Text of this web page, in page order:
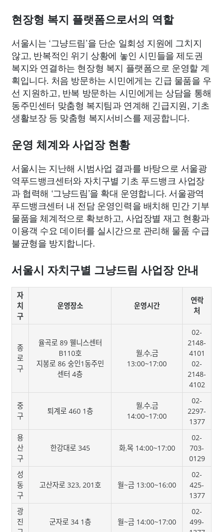
현장형 복지 플랫폼으로서의 역할
서울시는 ‘그냥드림’을 단순 일회성 지원에 그치지
않고, 반복적인 위기 상황에 놓인 시민들을 제도권
복지와 연결하는 현장형 복지 플랫폼으로 운영할 계
획입니다. 처음 방문하는 시민에게는 긴급 물품을 우
선 지원하고, 반복 방문하는 시민에게는 상담을 통해
동주민센터 맞춤형 복지팀과 연계해 긴급지원, 기초
생활보장 등 맞춤형 복지서비스를 제공합니다.
운영 체계와 사업장 현황
서울시는 지난해 시범사업 결과를 바탕으로 서울광
역푸드뱅크센터와 자치구별 기초 푸드뱅크 사업장
과 협력해 ‘그냥드림’을 확대 운영합니다. 서울광역
푸드뱅크센터 내 전담 운영인력을 배치해 민간 기부
물품을 체계적으로 확보하고, 사업장별 재고 현황과
이용객 수요 데이터를 실시간으로 관리해 물품 수급
불균형을 방지합니다.
서울시 자치구별 그냥드림 사업장 안내
자
치
구
운영장소 운영시간
연락
처
종
로
구
율곡로 89 웰니스센터
B110호
지봉로 86 숭인1동주민
센터 4층
월,수,금
13:00~17:00
02-
2148-
4101
02-
2148-
4102
중
구
퇴계로 460 1층
월,수,금
14:00~17:00
02-
2297-
1377
용
산
구
한강대로 345 화,목 14:00~17:00
02-
703-
0129
성
동
구
고산자로 323, 201호 월~금 13:00~16:00
02-
425-
1377
광
진
군자로 34 1층 월~금 14:00~17:00
02-
499-